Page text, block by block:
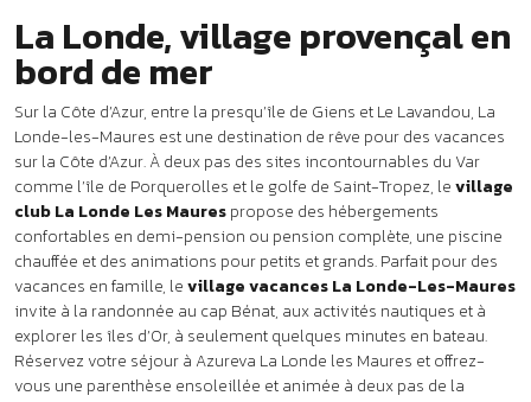
explorer les îles d’Or, à seulement quelques minutes en bateau.
Réservez votre séjour à Azureva La Londe les Maures et offrez-
vous une parenthèse ensoleillée et animée à deux pas de la
Méditerranée.
PRÉSENTATION
À 2,5 km de la plage de l’Argentière,
le village club La Londe-
Les-Maures *** vous accueille sur un domaine de style provençal
blotti entre des parcelles de vignes et une immense forêt de pins.
Tous les commerces sont à La Londe-Les-Maures à 2,5 km.
Vos vacances à La Londe-les-